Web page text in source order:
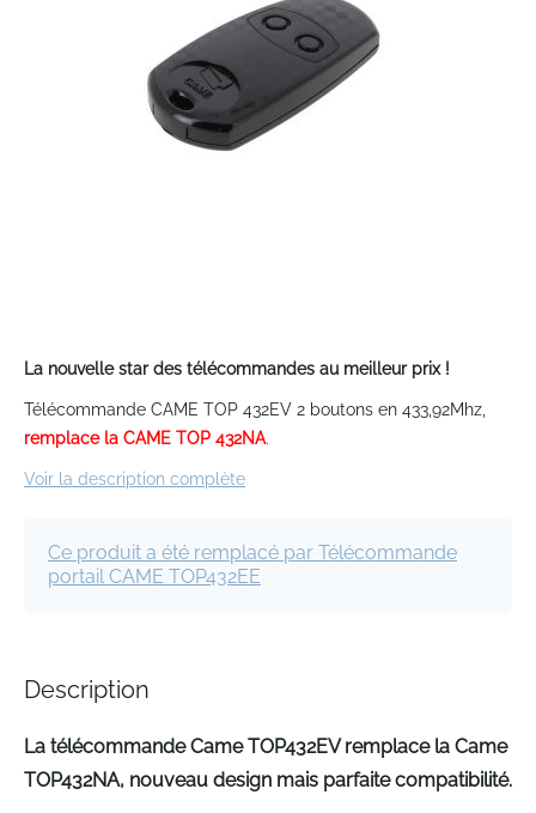
to
beginning
of
images
La nouvelle star des télécommandes au meilleur prix !
Télécommande CAME TOP 432EV 2 boutons en 433,92Mhz,
remplace la CAME TOP 432NA.
Voir la description complète
Ce produit a été remplacé par Télécommande
portail CAME TOP432EE
Description
La télécommande Came TOP432EV remplace la Came
TOP432NA, nouveau design mais parfaite compatibilité.